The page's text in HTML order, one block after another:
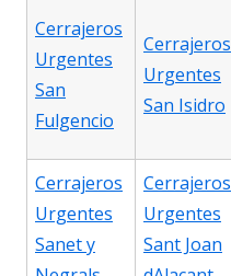
Cerrajeros
Urgentes
San
Fulgencio
Cerrajeros
Urgentes
San Isidro
Cerrajeros
Urgentes
Sanet y
Cerrajeros
Urgentes
Sant Joan